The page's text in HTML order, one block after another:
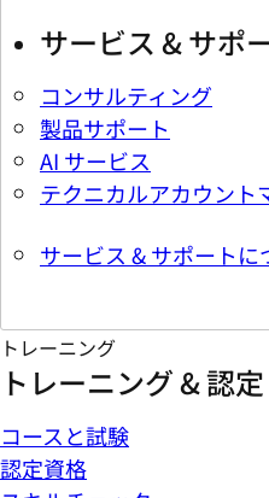
サービス & サポ
コンサルティング
製品サポート
AI サービス
テクニカルアカウント
サービス & サポートに
トレーニング
トレーニング & 認定
コースと試験
認定資格